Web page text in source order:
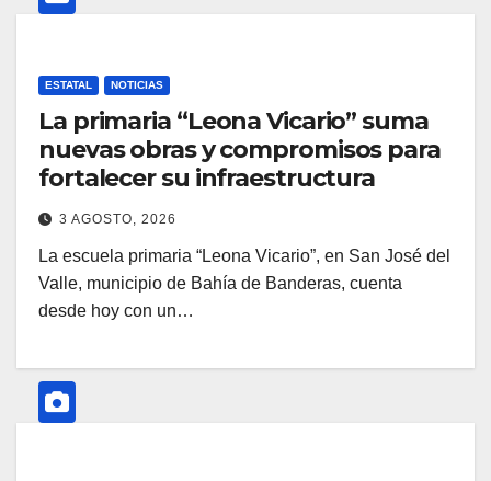
ESTATAL NOTICIAS
La primaria “Leona Vicario” suma
nuevas obras y compromisos para
fortalecer su infraestructura
3 AGOSTO, 2026
La escuela primaria “Leona Vicario”, en San José del
Valle, municipio de Bahía de Banderas, cuenta
desde hoy con un…